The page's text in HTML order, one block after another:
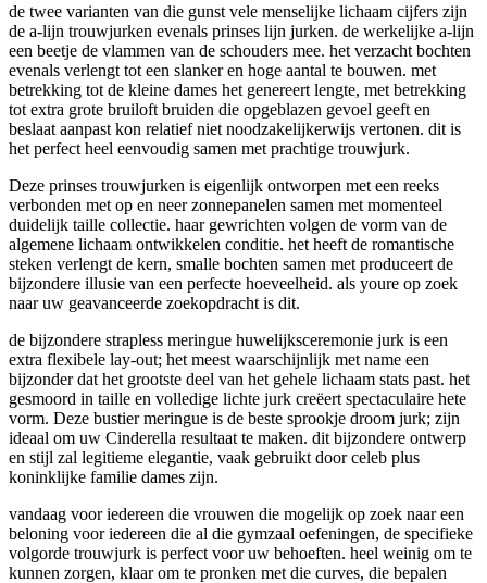
de twee varianten van die gunst vele menselijke lichaam cijfers zijn
de a-lijn trouwjurken evenals prinses lijn jurken. de werkelijke a-lijn
een beetje de vlammen van de schouders mee. het verzacht bochten
evenals verlengt tot een slanker en hoge aantal te bouwen. met
betrekking tot de kleine dames het genereert lengte, met betrekking
tot extra grote bruiloft bruiden die opgeblazen gevoel geeft en
beslaat aanpast kon relatief niet noodzakelijkerwijs vertonen. dit is
het perfect heel eenvoudig samen met prachtige trouwjurk.
Deze prinses trouwjurken is eigenlijk ontworpen met een reeks
verbonden met op en neer zonnepanelen samen met momenteel
duidelijk taille collectie. haar gewrichten volgen de vorm van de
algemene lichaam ontwikkelen conditie. het heeft de romantische
steken verlengt de kern, smalle bochten samen met produceert de
bijzondere illusie van een perfecte hoeveelheid. als youre op zoek
naar uw geavanceerde zoekopdracht is dit.
de bijzondere strapless meringue huwelijksceremonie jurk is een
extra flexibele lay-out; het meest waarschijnlijk met name een
bijzonder dat het grootste deel van het gehele lichaam stats past. het
gesmoord in taille en volledige lichte jurk creëert spectaculaire hete
vorm. Deze bustier meringue is de beste sprookje droom jurk; zijn
ideaal om uw Cinderella resultaat te maken. dit bijzondere ontwerp
en stijl zal legitieme elegantie, vaak gebruikt door celeb plus
koninklijke familie dames zijn.
vandaag voor iedereen die vrouwen die mogelijk op zoek naar een
beloning voor iedereen die al die gymzaal oefeningen, de specifieke
volgorde trouwjurk is perfect voor uw behoeften. heel weinig om te
kunnen zorgen, klaar om te pronken met die curves, die bepalen